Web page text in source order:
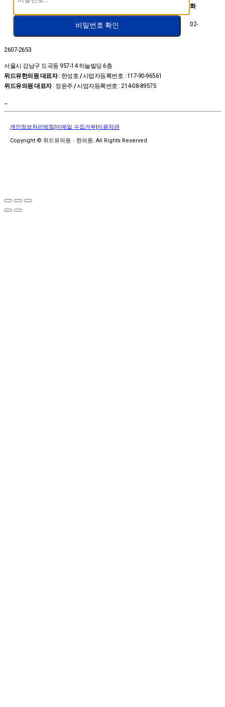
비밀번호 확인
화
02-
2607-2653
서울시 강남구 도곡동 957-14 하늘빌딩 6층
위드유한의원 대표자: 한성호 /사업자등록번호 : 117-90-96561
위드유의원 대표자: 정윤주 /사업자등록번호 : 214-08-89575
–
개인정보처리방침|이메일 수집거부|이용약관
Copyright © 위드유의원ㆍ한의원. All Rights Reserved